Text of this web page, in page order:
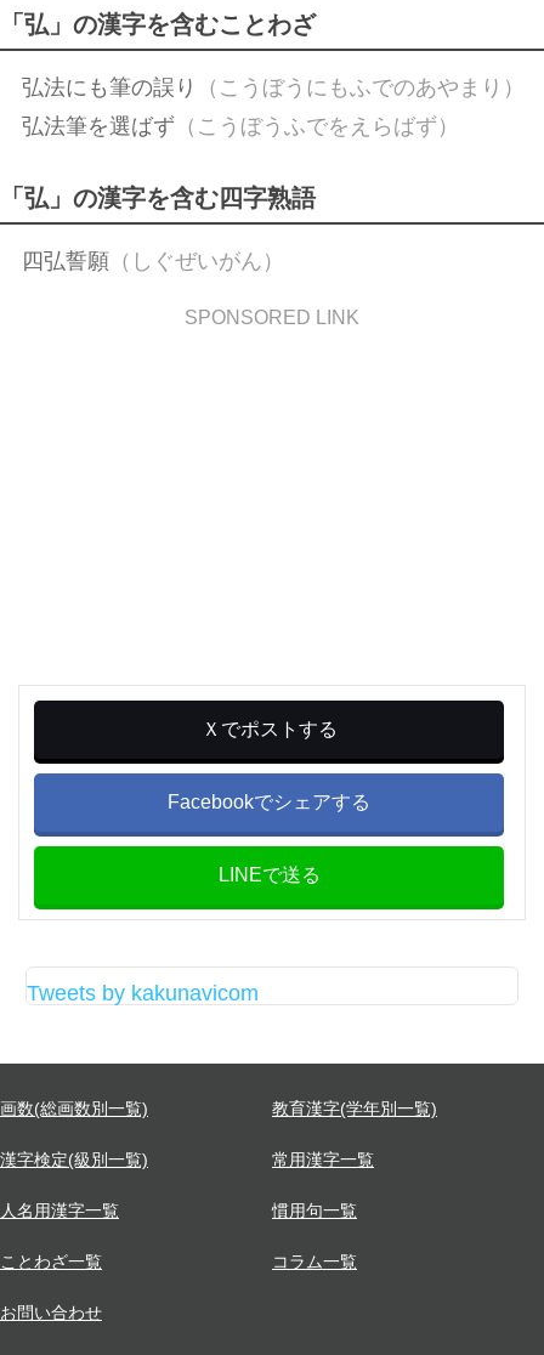
「弘」の漢字を含むことわざ
弘法にも筆の誤り
（こうぼうにもふでのあやまり）
弘法筆を選ばず（こうぼうふでをえらばず）
「弘」の漢字を含む四字熟語
四弘誓願（しぐぜいがん）
SPONSORED LINK
Ｘでポストする
Facebookでシェアする
LINEで送る
Tweets by kakunavicom
画数(総画数別一覧) 教育漢字(学年別一覧)
漢字検定(級別一覧) 常用漢字一覧
人名用漢字一覧 慣用句一覧
ことわざ一覧 コラム一覧
お問い合わせ